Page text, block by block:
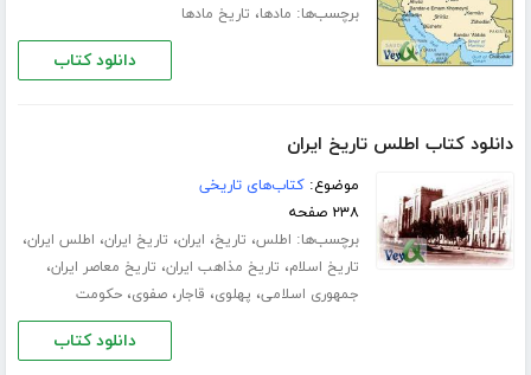
برچسب‌ها: مادها، تاریخ مادها
دانلود کتاب
دانلود کتاب اطلس تاریخ ایران
موضوع:کتاب‌های تاریخی
۲۳۸ صفحه
برچسب‌ها: اطلس، تاریخ، ایران، تاریخ ایران، اطلس ایران،
تاریخ اسلام، تاریخ مذاهب ایران، تاریخ معاصر ایران،
جمهوری اسلامی، پهلوی، قاجار،صفوی،حکومت
دانلود کتاب